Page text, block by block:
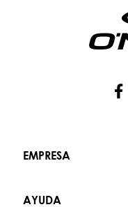
EMPRESA
AYUDA